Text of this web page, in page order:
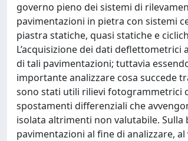
governo pieno dei sistemi di
pavimentazioni in pietra con sistemi
piastra statiche, quasi statiche e
L’acquisizione dei dati
di tali pavimentazioni; tuttavia
importante analizzare cosa succede
sono stati utili rilievi fotogrammetrici
spostamenti differenziali che
isolata altrimenti non valutabile.
pavimentazioni al fine di analizzare,